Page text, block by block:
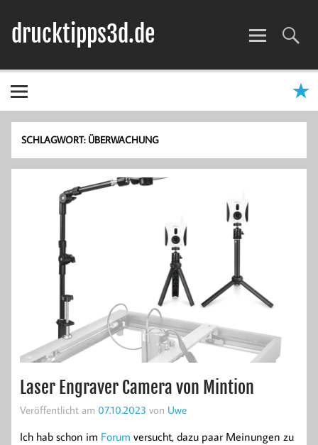
springen
drucktipps3d.de
SCHLAGWORT: ÜBERWACHUNG
Laser Engraver Camera von Mintion
Veröffentlicht am 07.10.2023 von Uwe
Ich hab schon im Forum versucht, dazu paar Meinungen zu